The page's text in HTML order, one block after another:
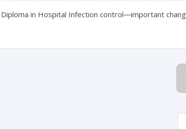
Diploma in Hospital Infection control―important